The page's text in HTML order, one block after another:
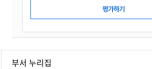
부서 누리집